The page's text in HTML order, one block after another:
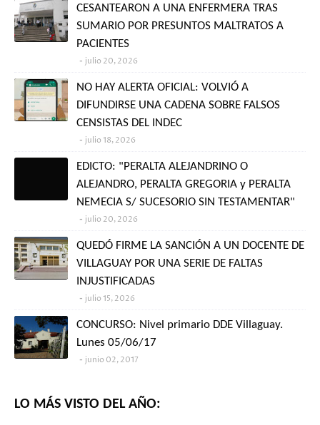
CESANTEARON A UNA ENFERMERA TRAS
SUMARIO POR PRESUNTOS MALTRATOS A
PACIENTES
julio 20, 2026
NO HAY ALERTA OFICIAL: VOLVIÓ A
DIFUNDIRSE UNA CADENA SOBRE FALSOS
CENSISTAS DEL INDEC
julio 18, 2026
EDICTO: "PERALTA ALEJANDRINO O
ALEJANDRO, PERALTA GREGORIA y PERALTA
NEMECIA S/ SUCESORIO SIN TESTAMENTAR"
julio 20, 2026
QUEDÓ FIRME LA SANCIÓN A UN DOCENTE DE
VILLAGUAY POR UNA SERIE DE FALTAS
INJUSTIFICADAS
julio 15, 2026
CONCURSO: Nivel primario DDE Villaguay.
Lunes 05/06/17
junio 02, 2017
LO MÁS VISTO DEL AÑO: